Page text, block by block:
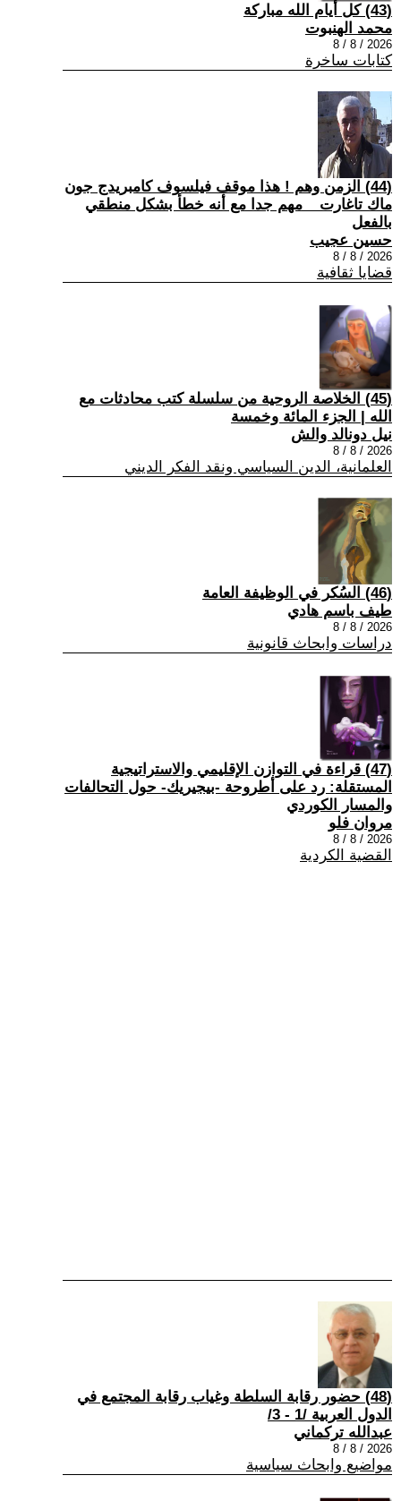
(43) كل أيام الله مباركة
محمد الهنبوت
2026 / 8 / 8
كتابات ساخرة
(44) الزمن وهم ! هذا موقف فيلسوف كامبريدج جون
ماك تاغارت _ مهم جدا مع أنه خطأ بشكل منطقي
بالفعل
حسين عجيب
2026 / 8 / 8
قضايا ثقافية
(45) الخلاصة الروحية من سلسلة كتب محادثات مع
الله | الجزء المائة وخمسة
نيل دونالد والش
2026 / 8 / 8
العلمانية، الدين السياسي ونقد الفكر الديني
(46) السُكر في الوظيفة العامة
طيف باسم هادي
2026 / 8 / 8
دراسات وابحاث قانونية
(47) قراءة في التوازن الإقليمي والاستراتيجية
المستقلة: رد على أطروحة -بيجيريك- حول التحالفات
والمسار الكوردي
مروان فلو
2026 / 8 / 8
القضية الكردية
(48) حضور رقابة السلطة وغياب رقابة المجتمع في
الدول العربية /1 - 3/
عبدالله تركماني
2026 / 8 / 8
مواضيع وابحاث سياسية